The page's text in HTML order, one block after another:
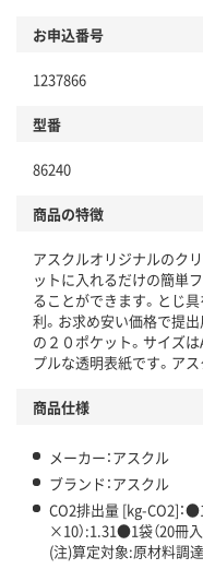
商品
本体
仕組
この商品の環境配慮ポイ
アスクル商品環境スコア
お申込番号
1237866
型番
86240
商品の特徴
アスクルオリジナルのク
ットに入れるだけの簡単
ることができます。とじ
利。お求め安い価格で提
の２０ポケット。サイズ
プルな透明表紙です。ア
商品仕様
メーカー：アスクル
ブランド：アスクル
CO2排出量 [kg-CO2]：
×10）:1.31●1袋（20冊
(注)算定対象:原材料調